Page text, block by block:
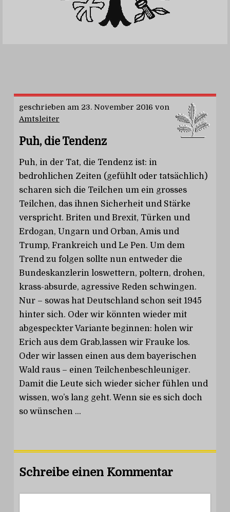
geschrieben am 23. November 2016 von
Amtsleiter
Puh, die Tendenz
Puh, in der Tat, die Tendenz ist: in
bedrohlichen Zeiten (gefühlt oder tatsächlich)
scharen sich die Teilchen um ein grosses
Teilchen, das ihnen Sicherheit und Stärke
verspricht. Briten und Brexit, Türken und
Erdogan, Ungarn und Orban, Amis und
Trump, Frankreich und Le Pen. Um dem
Trend zu folgen sollte nun entweder die
Bundeskanzlerin loswettern, poltern, drohen,
krass-absurde, agressive Reden schwingen.
Nur – sowas hat Deutschland schon seit 1945
hinter sich. Oder wir könnten wieder mit
abgespeckter Variante beginnen: holen wir
Erich aus dem Grab,lassen wir Frauke los.
Oder wir lassen einen aus dem bayerischen
Wald raus – einen Teilchenbeschleuniger.
Damit die Leute sich wieder sicher fühlen und
wissen, wo’s lang geht. Wenn sie es sich doch
so wünschen …
Schreibe einen Kommentar